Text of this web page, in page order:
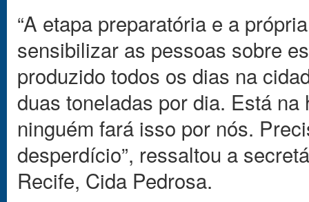
“A etapa preparatória e a
sensibilizar as pessoas sobre
produzido todos os dias na
duas toneladas por dia. Está
ninguém fará isso por nós.
desperdício”, ressaltou a
Recife, Cida Pedrosa.